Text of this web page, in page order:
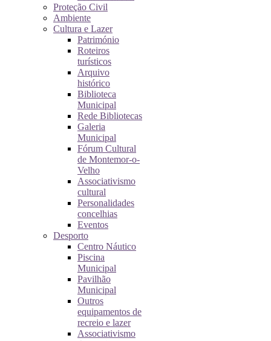
Proteção Civil
Ambiente
Cultura e Lazer
Património
Roteiros
turísticos
Arquivo
histórico
Biblioteca
Municipal
Rede Bibliotecas
Galeria
Municipal
Fórum Cultural
de Montemor-o-
Velho
Associativismo
cultural
Personalidades
concelhias
Eventos
Desporto
Centro Náutico
Piscina
Municipal
Pavilhão
Municipal
Outros
equipamentos de
recreio e lazer
Associativismo